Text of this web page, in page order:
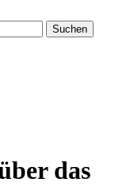
Suchen
das